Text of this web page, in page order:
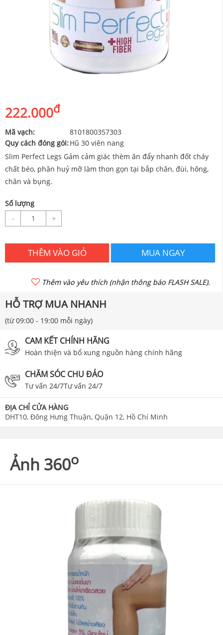
222.000đ
Mã vạch:
8101800357303
Quy cách đóng gói:Hũ 30 viên nang
Slim Perfect Legs Gảm cảm giác thèm ăn đẩy nhanh đốt cháy
chất béo, phân huỷ mỡ làm thon gọn tại bắp chân, đùi, hông,
chân và bụng.
Số lượng
- +
THÊM VÀO GIỎ MUA NGAY
Thêm vào yêu thích (nhận thông báo FLASH SALE).
HỖ TRỢ MUA NHANH
(từ 09:00 - 19:00 mỗi ngày)
CAM KẾT CHÍNH HÃNG
Hoàn thiện và bổ xung nguồn hàng chính hãng
CHĂM SÓC CHU ĐÁO
Tư vấn 24/7Tư vấn 24/7
ĐỊA CHỈ CỬA HÀNG
DHT10, Đông Hưng Thuận, Quận 12, Hồ Chí Minh
Ảnh 360o